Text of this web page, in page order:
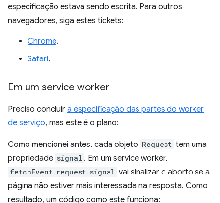
especificação estava sendo escrita. Para outros
navegadores, siga estes tickets:
Chrome.
Safari.
Em um service worker
Preciso concluir a especificação das partes do worker
de serviço, mas este é o plano:
Como mencionei antes, cada objeto Request tem uma
propriedade signal . Em um service worker,
fetchEvent.request.signal vai sinalizar o aborto se a
página não estiver mais interessada na resposta. Como
resultado, um código como este funciona: